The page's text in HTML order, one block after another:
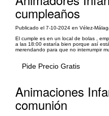
cumpleaños
Publicado el 7-10-2024 en Vélez-
El cumple es en un local de bolas ,
a las 18:00 estaría bien porque así
merendando para que no interrumpir
Pide Precio Gratis
Animaciones
comunión